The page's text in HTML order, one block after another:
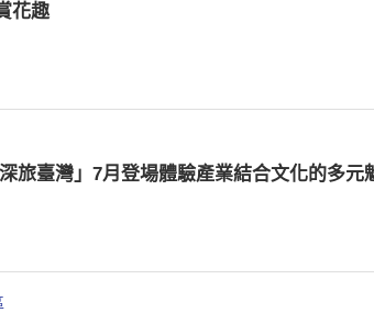
花趣
臺灣」7月登場體驗產業結合文化的多元